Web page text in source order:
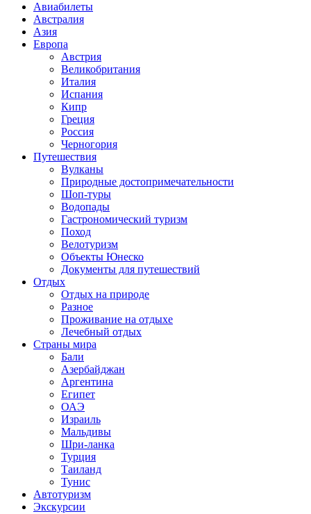
Авиабилеты
Австралия
Азия
Европа
Австрия
Великобритания
Италия
Испания
Кипр
Греция
Россия
Черногория
Путешествия
Вулканы
Природные достопримечательности
Шоп-туры
Водопады
Гастрономический туризм
Поход
Велотуризм
Объекты Юнеско
Документы для путешествий
Отдых
Отдых на природе
Разное
Проживание на отдыхе
Лечебный отдых
Страны мира
Бали
Азербайджан
Аргентина
Египет
ОАЭ
Израиль
Мальдивы
Шри-ланка
Турция
Таиланд
Тунис
Автотуризм
Экскурсии